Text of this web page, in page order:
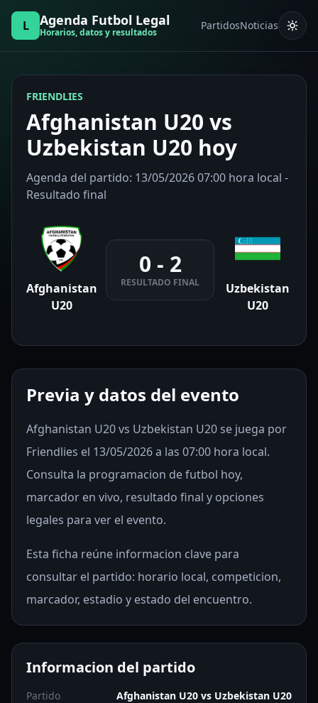
L Agenda Futbol Legal
Horarios, datos y resultados
PartidosNoticias
FRIENDLIES
Afghanistan U20 vs
Uzbekistan U20 hoy
Agenda del partido: 13/05/2026 07:00 hora local -
Resultado final
Afghanistan
U20
0 - 2
RESULTADO FINAL
Uzbekistan
U20
Previa y datos del evento
Afghanistan U20 vs Uzbekistan U20 se juega por
Friendlies el 13/05/2026 a las 07:00 hora local.
Consulta la programacion de futbol hoy,
marcador en vivo, resultado final y opciones
legales para ver el evento.
Esta ficha reúne informacion clave para
consultar el partido: horario local, competicion,
marcador, estadio y estado del encuentro.
Informacion del partido
Partido Afghanistan U20 vs Uzbekistan U20